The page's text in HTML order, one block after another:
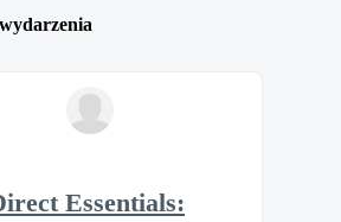
Essentials: